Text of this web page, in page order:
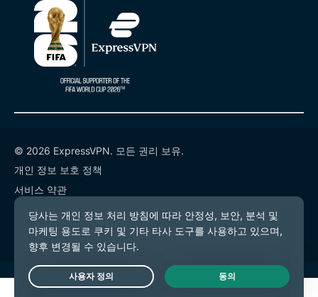
© 2026 ExpressVPN. 모든 권리 보유.
개인 정보 보호 정책
서비스 약관
쿠키 기본 설정
Live Chat